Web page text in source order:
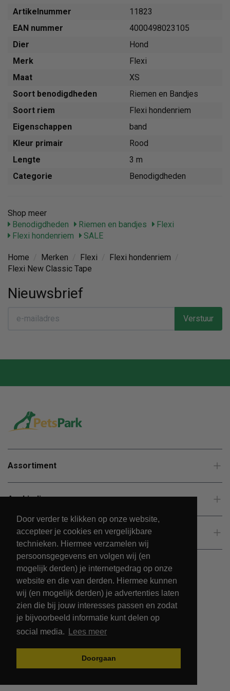
Door verder te klikken op onze website,
accepteer je cookies en vergelijkbare
technieken. Hiermee verzamelen wij
persoonsgegevens en volgen wij (en
mogelijk derden) je internetgedrag op onze
website en die van derden. Hiermee kunnen
wij (en mogelijk derden) je advertenties laten
zien die bij jouw interesses passen en zodat
je bijvoorbeeld informatie kunt delen op
social media.
Lees meer
Doorgaan
Artikelnummer
11823
EAN nummer
4000498023105
Dier
Hond
Merk
Flexi
Maat
XS
Soort benodigdheden
Riemen en Bandjes
Soort riem
Flexi hondenriem
Eigenschappen
band
Kleur primair
Rood
Lengte
3 m
Categorie
Benodigdheden
Shop meer
Benodigdheden
Riemen en bandjes
Flexi
Flexi hondenriem
SALE
Home Merken Flexi Flexi hondenriem
Flexi New Classic Tape
Nieuwsbrief
Verstuur
Assortiment
Aanbiedingen
Klantenservice